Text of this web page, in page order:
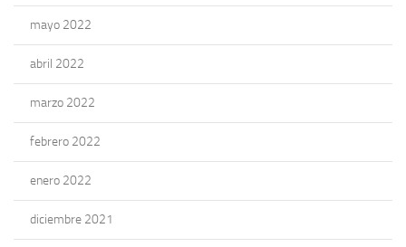
mayo 2022
abril 2022
marzo 2022
febrero 2022
enero 2022
diciembre 2021